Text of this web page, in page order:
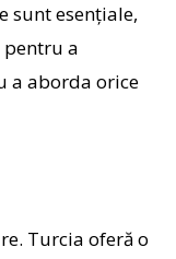
sunt esențiale,
a
a aborda orice
Turcia oferă o